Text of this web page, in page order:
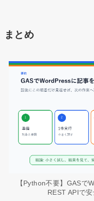
まとめ
【Python不要】GASで
REST APIで